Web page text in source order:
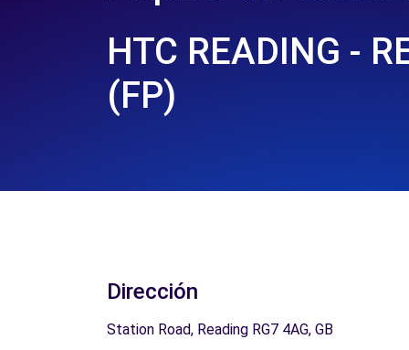
HTC READING -
(FP)
Dirección
Station Road, Reading RG7 4AG, GB